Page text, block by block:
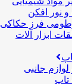
نور افکن
فرز حکاکی
ابزار آلات
جانبی